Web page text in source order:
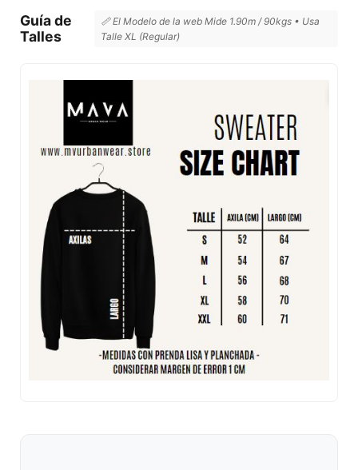
Guía de
Talles
📏 El Modelo de la web Mide 1.90m / 90kgs • Usa
Talle XL (Regular)